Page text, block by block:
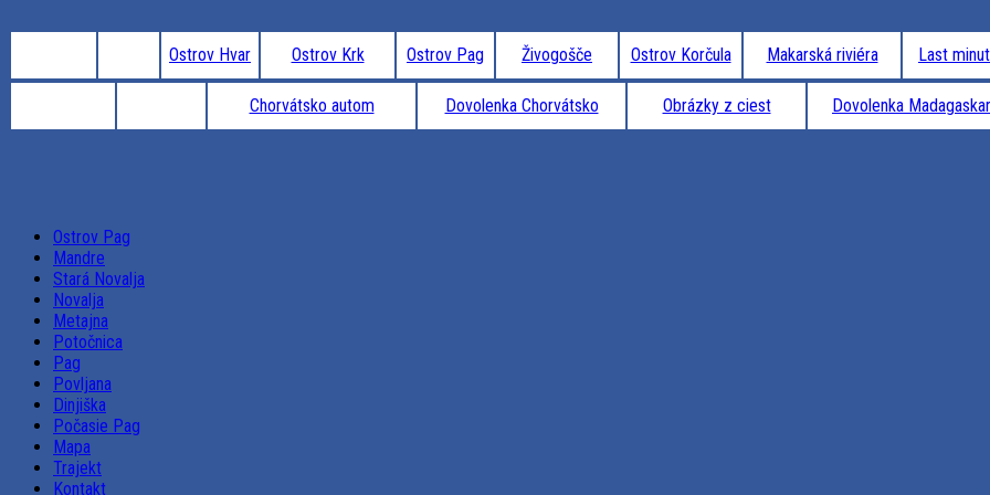
Ostrov Hvar Ostrov Krk Ostrov Pag Živogošče Ostrov Korčula Makarská riviéra Last
Chorvátsko autom Dovolenka Chorvátsko Obrázky z ciest Dovolenka Madagaskar
Ostrov Pag
Mandre
Stará Novalja
Novalja
Metajna
Potočnica
Pag
Povljana
Dinjiška
Počasie Pag
Mapa
Trajekt
Kontakt